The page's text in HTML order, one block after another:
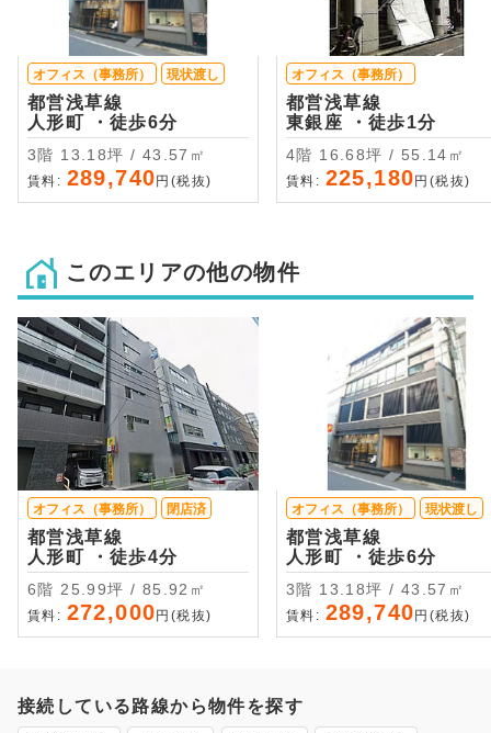
オフィス（事務所） 現状渡し
都営浅草線
人形町 ・徒歩6分
3階 13.18坪 / 43.57㎡
賃料: 289,740 円(税抜)
オフィス（事務所）
都営浅草線
東銀座 ・徒歩1分
4階 16.68坪 / 55.14㎡
賃料: 225,180 円(税抜)
このエリアの他の物件
オフィス（事務所） 閉店済
都営浅草線
人形町 ・徒歩4分
6階 25.99坪 / 85.92㎡
賃料: 272,000 円(税抜)
オフィス（事務所） 現状渡し
都営浅草線
人形町 ・徒歩6分
3階 13.18坪 / 43.57㎡
賃料: 289,740 円(税抜)
接続している路線から物件を探す